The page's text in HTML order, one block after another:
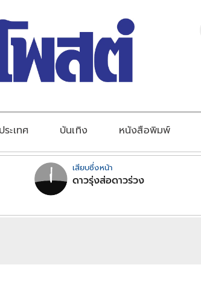
ะเทศ บันเทิง หนังสือพิมพ์
เสียบซึ่งหน้า
ดาวรุ่งส่อดาวร่วง